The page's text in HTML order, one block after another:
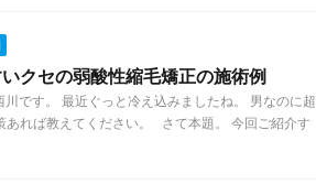
クセの弱酸性縮毛矯正の施術例
です。 最近ぐっと冷え込みましたね。 男なのに超
あれば教えてください。 さて本題。 今回ご紹介す